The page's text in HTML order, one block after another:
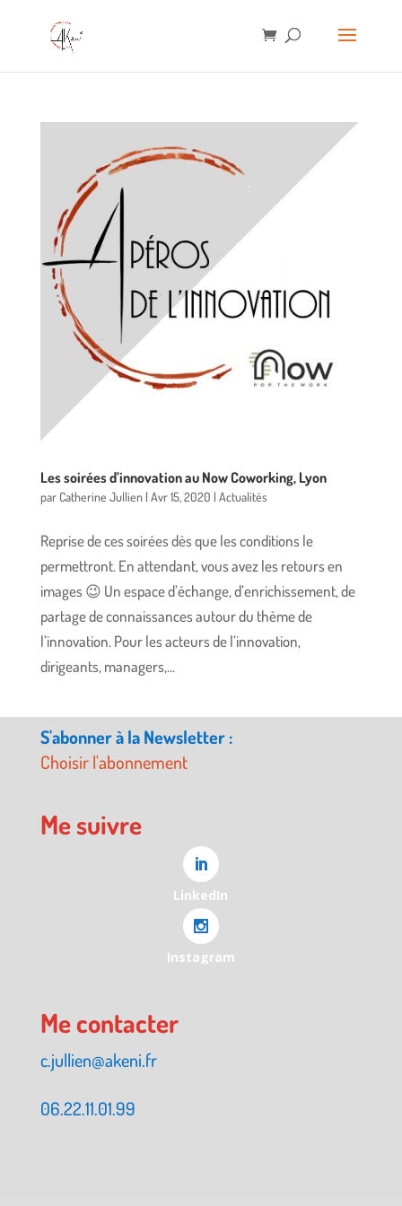
Les soirées d’innovation au Now Coworking, Lyon
par Catherine Jullien| Avr 15, 2020 | Actualités
Reprise de ces soirées dès que les conditions le
permettront. En attendant, vous avez les retours en
images 😉 Un espace d’échange, d’enrichissement, de
partage de connaissances autour du thème de
l’innovation. Pour les acteurs de l’innovation,
dirigeants, managers,...
S'abonner à la Newsletter :
Choisir l'abonnement
Me suivre
LinkedIn
Instagram
Me contacter
c.jullien@akeni.fr
06.22.11.01.99